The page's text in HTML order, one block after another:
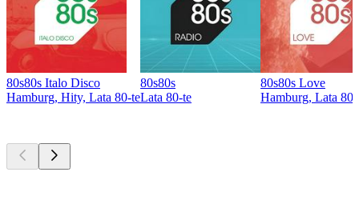
80s80s Italo Disco
Hamburg, Hity, Lata 80-te
80s80s
Lata 80-te
80s80s Love
Hamburg, Lata